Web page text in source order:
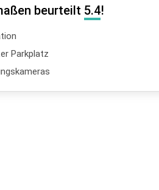
beurteilt 5.4!
Parkplatz